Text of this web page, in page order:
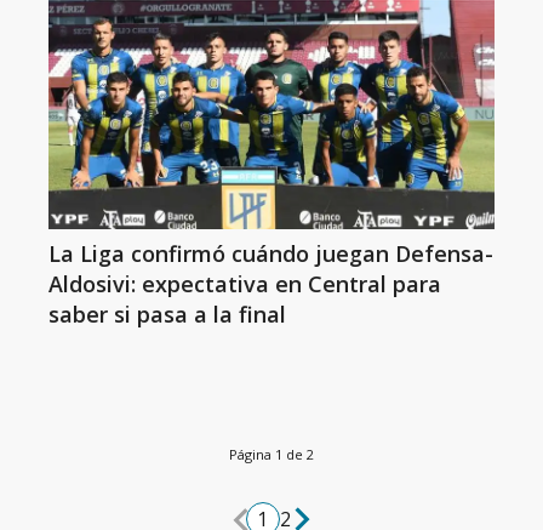
La Liga confirmó cuándo juegan Defensa-
Aldosivi: expectativa en Central para
saber si pasa a la final
Página 1 de 2
1 2